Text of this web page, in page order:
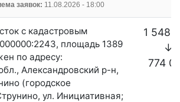
заявок: 11.08.2026 - 18:00
с кадастровым
площадь 1389
по адресу:
Александровский р-н,
(городское
ул. Инициативная;
1 548
↓
774